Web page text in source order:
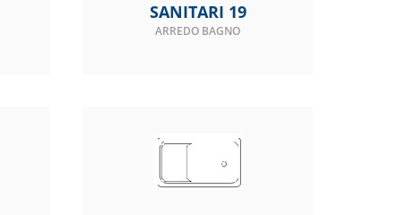
SANITARI 19
ARREDO BAGNO